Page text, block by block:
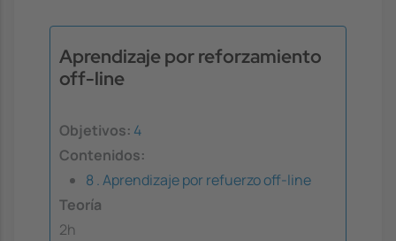
Aprendizaje por reforzamiento
off-line
Objetivos: 4
Contenidos:
8 . Aprendizaje por refuerzo off-line
Teoría
2h